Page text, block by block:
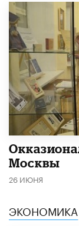
Москвы
26 ИЮНЯ
ЭКОНОМИКА